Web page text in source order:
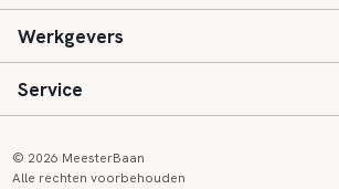
Speciaal (basis) onderwijs
Voortgezet onderwijs
Aanmelden
Vacatures
Werkgevers
Inloggen
Service
© 2026 MeesterBaan
Alle rechten voorbehouden